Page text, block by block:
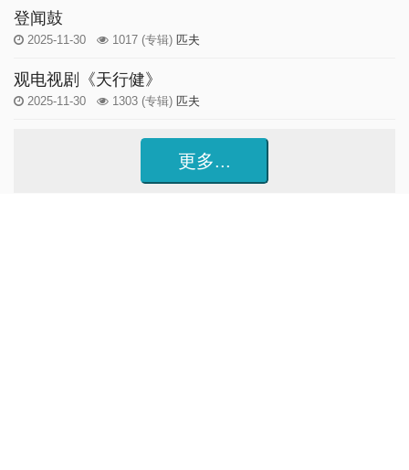
登闻鼓
2025-11-30 1017 (专辑) 匹夫
观电视剧《天行健》
2025-11-30 1303 (专辑) 匹夫
更多...